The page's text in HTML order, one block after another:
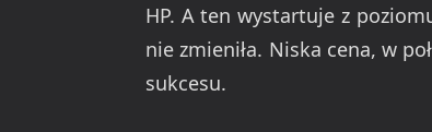
HP. A ten wystartuje z
nie zmieniła. Niska cena, w
sukcesu.